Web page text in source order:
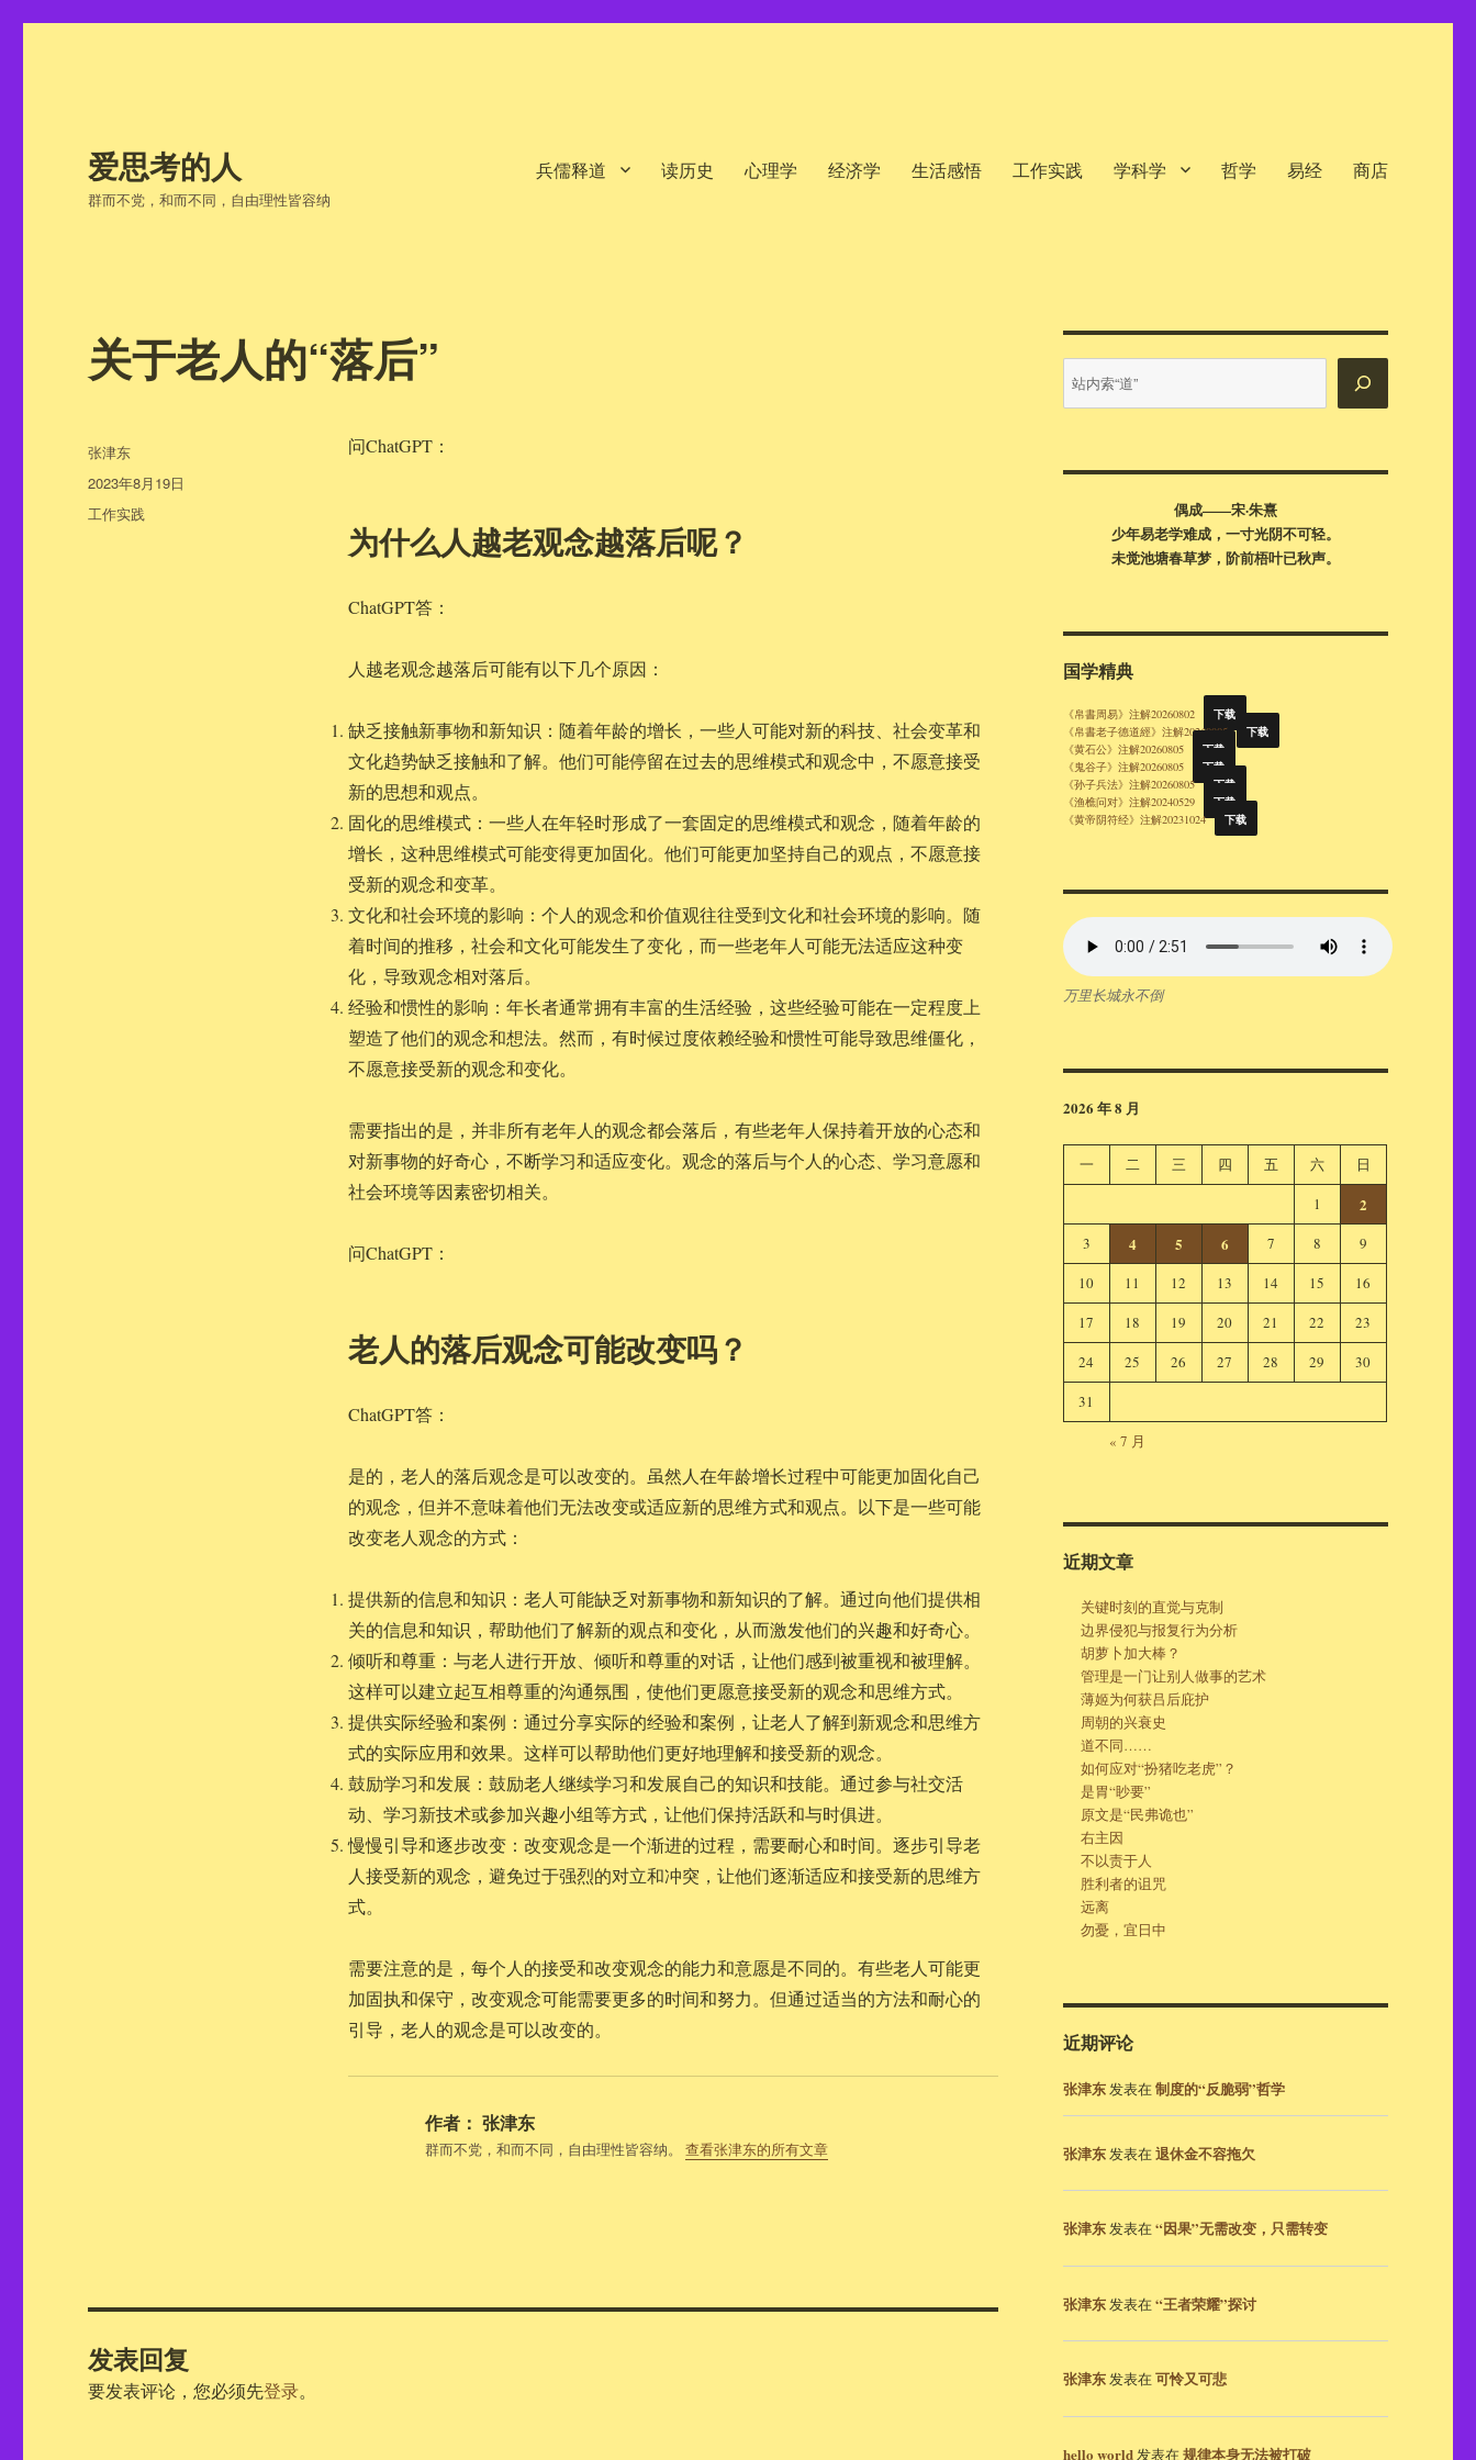
爱思考的人
群而不党，和而不同，自由理性皆容纳
兵儒释道 读历史 心理学 经济学 生活感悟 工作实践 学科学 哲学 易经 商店
关于老人的“落后”
问ChatGPT：
为什么人越老观念越落后呢？
ChatGPT答：
人越老观念越落后可能有以下几个原因：
缺乏接触新事物和新知识：随着年龄的增长，一些人可能对新的科技、社会变革和
文化趋势缺乏接触和了解。他们可能停留在过去的思维模式和观念中，不愿意接受
新的思想和观点。
固化的思维模式：一些人在年轻时形成了一套固定的思维模式和观念，随着年龄的
增长，这种思维模式可能变得更加固化。他们可能更加坚持自己的观点，不愿意接
受新的观念和变革。
文化和社会环境的影响：个人的观念和价值观往往受到文化和社会环境的影响。随
着时间的推移，社会和文化可能发生了变化，而一些老年人可能无法适应这种变
化，导致观念相对落后。
经验和惯性的影响：年长者通常拥有丰富的生活经验，这些经验可能在一定程度上
塑造了他们的观念和想法。然而，有时候过度依赖经验和惯性可能导致思维僵化，
不愿意接受新的观念和变化。
需要指出的是，并非所有老年人的观念都会落后，有些老年人保持着开放的心态和
对新事物的好奇心，不断学习和适应变化。观念的落后与个人的心态、学习意愿和
社会环境等因素密切相关。
问ChatGPT：
老人的落后观念可能改变吗？
ChatGPT答：
是的，老人的落后观念是可以改变的。虽然人在年龄增长过程中可能更加固化自己
的观念，但并不意味着他们无法改变或适应新的思维方式和观点。以下是一些可能
改变老人观念的方式：
提供新的信息和知识：老人可能缺乏对新事物和新知识的了解。通过向他们提供相
关的信息和知识，帮助他们了解新的观点和变化，从而激发他们的兴趣和好奇心。
倾听和尊重：与老人进行开放、倾听和尊重的对话，让他们感到被重视和被理解。
这样可以建立起互相尊重的沟通氛围，使他们更愿意接受新的观念和思维方式。
提供实际经验和案例：通过分享实际的经验和案例，让老人了解到新观念和思维方
式的实际应用和效果。这样可以帮助他们更好地理解和接受新的观念。
鼓励学习和发展：鼓励老人继续学习和发展自己的知识和技能。通过参与社交活
动、学习新技术或参加兴趣小组等方式，让他们保持活跃和与时俱进。
慢慢引导和逐步改变：改变观念是一个渐进的过程，需要耐心和时间。逐步引导老
人接受新的观念，避免过于强烈的对立和冲突，让他们逐渐适应和接受新的思维方
式。
需要注意的是，每个人的接受和改变观念的能力和意愿是不同的。有些老人可能更
加固执和保守，改变观念可能需要更多的时间和努力。但通过适当的方法和耐心的
引导，老人的观念是可以改变的。
作者： 张津东
群而不党，和而不同，自由理性皆容纳。 查看张津东的所有文章
作
者
张津东
发
布
于
2023年8月19日
分
工作实践
发表回复
要发表评论，您必须先登录。
内
搜
偶成——宋·朱熹
少年易老学难成，一寸光阴不可轻。
未觉池塘春草梦，阶前梧叶已秋声。
国学精典
《帛書周易》注解20260802 下载
《帛書老子德道經》注解20260805 下载
《黄石公》注解20260805 下载
《鬼谷子》注解20260805 下载
《孙子兵法》注解20260805 下载
《渔樵问对》注解20240529 下载
《黄帝阴符经》注解20231024 下载
万里长城永不倒
2026 年 8 月
一 二 三 四 五 六
日
1
2
3 4 5 6 7 8
9
10
11 12 13 14 15
16
17
18 19 20 21 22
23
24
25 26 27 28 29
30
31
« 7 月
近期文章
关键时刻的直觉与克制
边界侵犯与报复行为分析
胡萝卜加大棒？
管理是一门让别人做事的艺术
薄姬为何获吕后庇护
周朝的兴衰史
道不同……
如何应对“扮猪吃老虎”？
是胃“眇要”
原文是“民弗诡也”
右主因
不以责于人
胜利者的诅咒
远离
勿憂，宜日中
近期评论
张津东发表在制度的“反脆弱”哲学
张津东发表在退休金不容拖欠
张津东发表在“因果”无需改变，只需转变
张津东发表在“王者荣耀”探讨
张津东发表在可怜又可悲
hello world发表在规律本身无法被打破